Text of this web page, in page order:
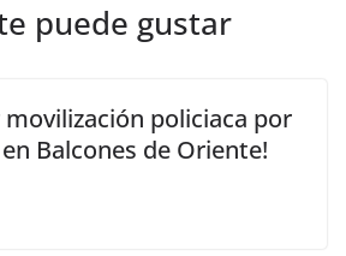
puede gustar
movilización policiaca por
Balcones de Oriente!